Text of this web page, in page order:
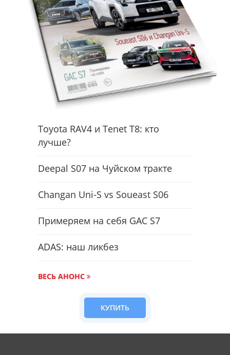
Toyota RAV4 и Tenet T8: кто
лучше?
Deepal S07 на Чуйском тракте
Changan Uni-S vs Soueast S06
Примеряем на себя GAC S7
ADAS: наш ликбез
ВЕСЬ АНОНС
КУПИТЬ